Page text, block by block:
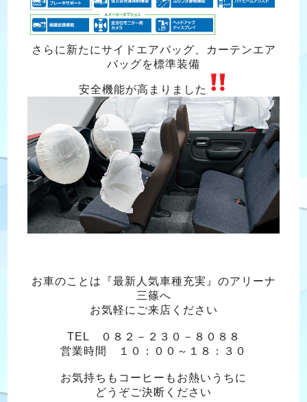
さらに新たにサイドエアバッグ、カーテンエア
バッグを標準装備
安全機能が高まりました
お車のことは『最新人気車種充実』のアリーナ
三篠へ
お気軽にご来店ください
TEL ０８２－２３０－８０８８
営業時間 １０：００～１８：３０
お気持ちもコーヒーもお熱いうちに
どうぞご決断ください